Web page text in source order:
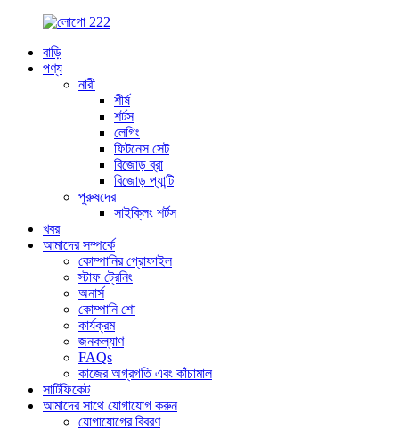
বাড়ি
পণ্য
নারী
শীর্ষ
শর্টস
লেগিং
ফিটনেস সেট
বিজোড় ব্রা
বিজোড় প্যান্টি
পুরুষদের
সাইক্লিং শর্টস
খবর
আমাদের সম্পর্কে
কোম্পানির প্রোফাইল
স্টাফ ট্রেনিং
অনার্স
কোম্পানি শো
কার্যক্রম
জনকল্যাণ
FAQs
কাজের অগ্রগতি এবং কাঁচামাল
সার্টিফিকেট
আমাদের সাথে যোগাযোগ করুন
যোগাযোগের বিবরণ